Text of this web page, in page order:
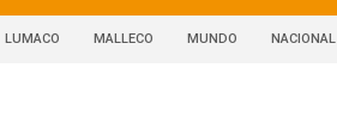
LUMACO MALLECO MUNDO NACIONAL